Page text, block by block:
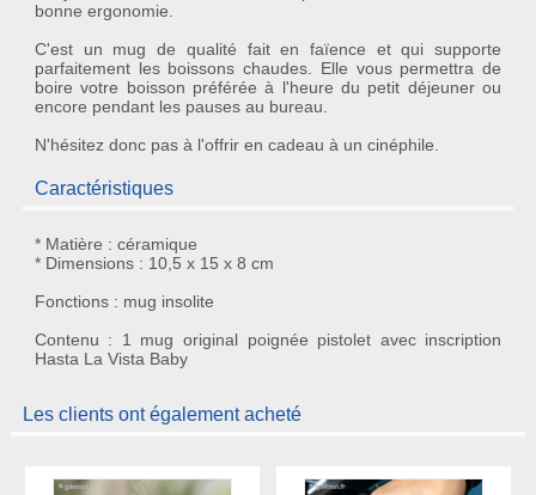
bonne ergonomie.
C'est un mugde qualité fait en faïence et qui supporte
parfaitement les boissons chaudes. Elle vous permettra de
boire votre boisson préférée à l'heure du petit déjeuner ou
encore pendant les pauses au bureau.
N'hésitez donc pas à l'offrir en cadeau à un cinéphile.
Caractéristiques
* Matière : céramique
* Dimensions : 10,5 x 15 x 8 cm
Fonctions : mug insolite
Contenu : 1 mug original poignée pistolet avec inscription
Hasta La Vista Baby
Les clients ont également acheté